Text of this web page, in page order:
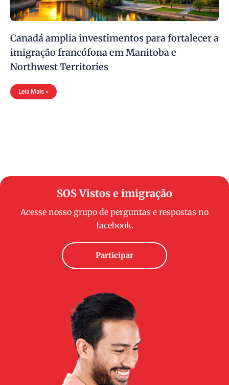
Canadá amplia investimentos para fortalecer a
imigração francófona em Manitoba e
Northwest Territories
Leia Mais »
SOS Vistos e imigração
Acesse nosso grupo de perguntas e respostas no
facebook.
Participar